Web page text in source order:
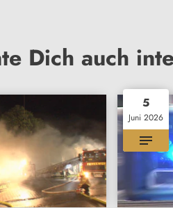
Dich auch
5
Juni 2026